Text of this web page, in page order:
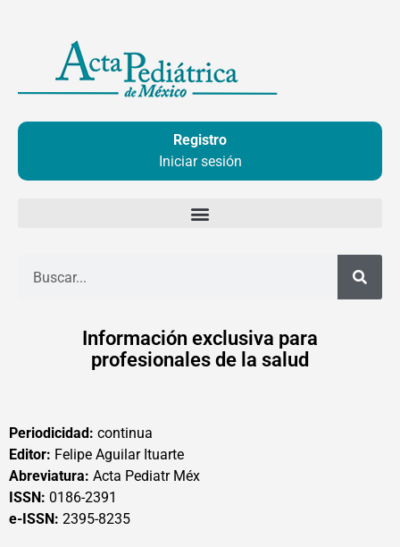
contenido
Registro
Iniciar sesión
Información exclusiva para
profesionales de la salud
Periodicidad: continua
Editor: Felipe Aguilar Ituarte
Abreviatura: Acta Pediatr Méx
ISSN: 0186-2391
e-ISSN: 2395-8235